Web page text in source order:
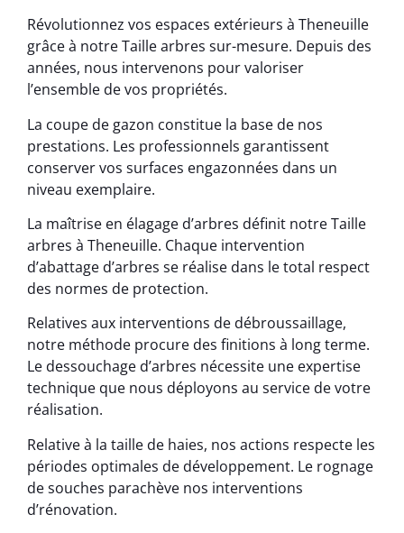
Révolutionnez vos espaces extérieurs à Theneuille
grâce à notre Taille arbres sur-mesure. Depuis des
années, nous intervenons pour valoriser
l’ensemble de vos propriétés.
La coupe de gazon constitue la base de nos
prestations. Les professionnels garantissent
conserver vos surfaces engazonnées dans un
niveau exemplaire.
La maîtrise en élagage d’arbres définit notre Taille
arbres à Theneuille. Chaque intervention
d’abattage d’arbres se réalise dans le total respect
des normes de protection.
Relatives aux interventions de débroussaillage,
notre méthode procure des finitions à long terme.
Le dessouchage d’arbres nécessite une expertise
technique que nous déployons au service de votre
réalisation.
Relative à la taille de haies, nos actions respecte les
périodes optimales de développement. Le rognage
de souches parachève nos interventions
d’rénovation.